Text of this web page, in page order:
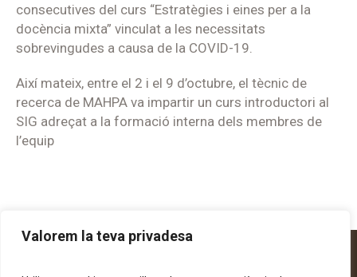
Valorem la teva privadesa
consecutives del curs “Estratègies i eines per a la
docència mixta” vinculat a les necessitats
sobrevingudes a causa de la COVID-19.
Així mateix, entre el 2 i el 9 d’octubre, el tècnic de
recerca de MAHPA va impartir un curs introductori al
SIG adreçat a la formació interna dels membres de
l’equip